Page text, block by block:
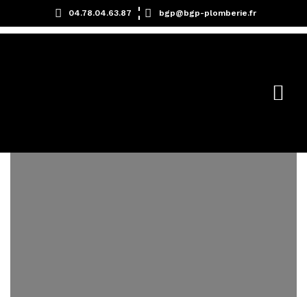
04.78.04.63.87 bgp@bgp-plomberie.fr